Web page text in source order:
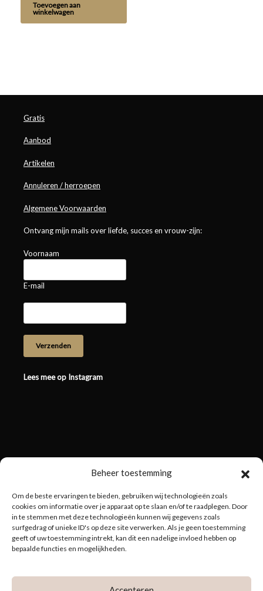
Beheer toestemming
Om de beste ervaringen te bieden, gebruiken wij technologieën zoals
cookies om informatie over je apparaat op te slaan en/of te raadplegen. Door
in te stemmen met deze technologieën kunnen wij gegevens zoals
surfgedrag of unieke ID's op deze site verwerken. Als je geen toestemming
geeft of uw toestemming intrekt, kan dit een nadelige invloed hebben op
bepaalde functies en mogelijkheden.
Toevoegen aan
winkelwagen
Gratis
Aanbod
Artikelen
Annuleren / herroepen
Algemene Voorwaarden
Ontvang mijn mails over liefde, succes en vrouw-zijn:
Voornaam
E-mail
Lees mee op Instagram